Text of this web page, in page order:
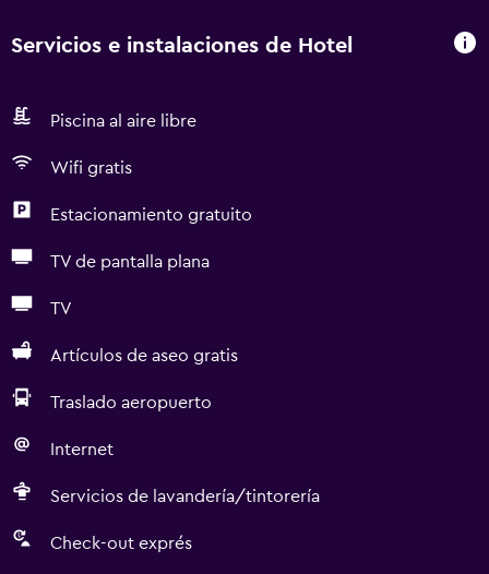
Servicios e instalaciones de Hotel
Piscina al aire libre
Wifi gratis
Estacionamiento gratuito
TV de pantalla plana
TV
Artículos de aseo gratis
Traslado aeropuerto
Internet
Servicios de lavandería/tintorería
Check-out exprés